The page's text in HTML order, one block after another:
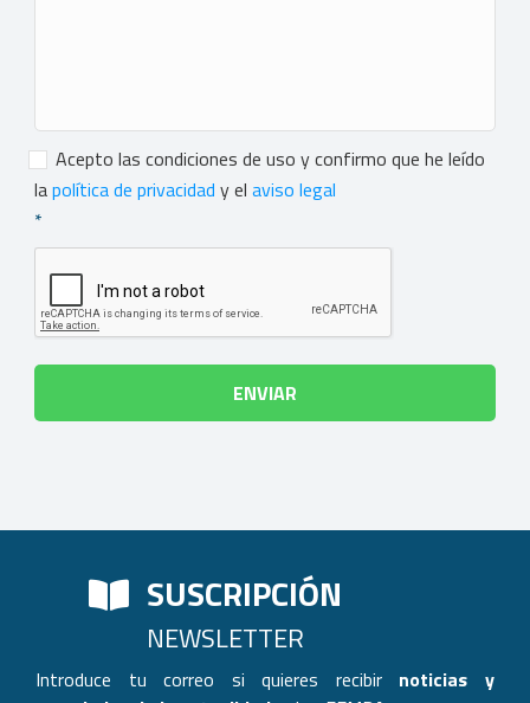
Consentimiento*
Acepto las condiciones de uso y confirmo que he leído
lapolítica de privacidad y el aviso legal
*
SUSCRIPCIÓN
NEWSLETTER
Introduce tu correo si quieres recibir noticias y